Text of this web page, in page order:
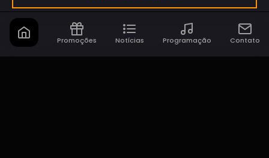
Promoções Notícias Programação Contato